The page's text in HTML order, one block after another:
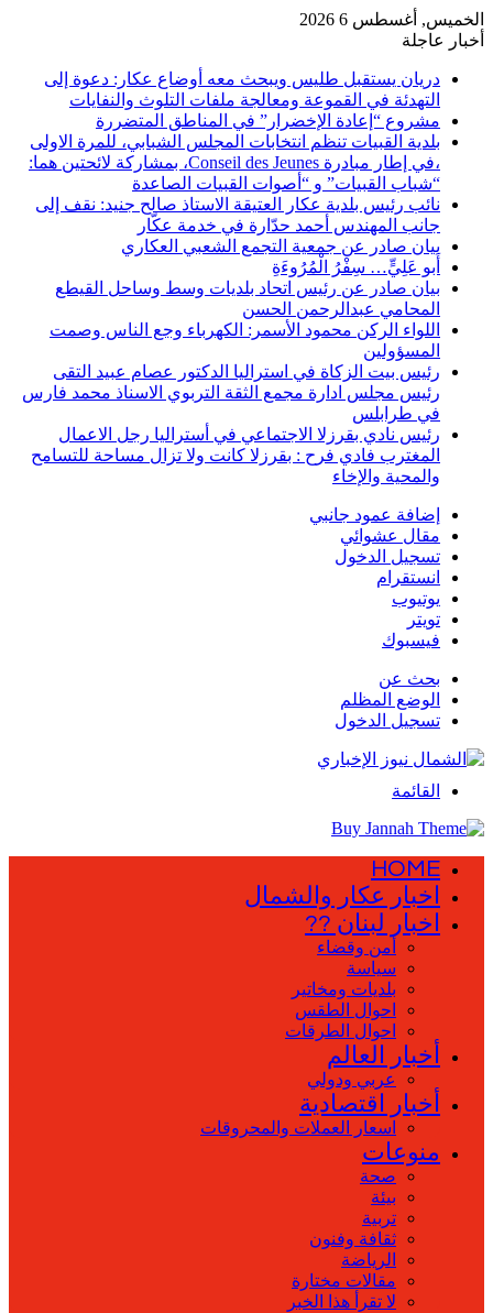
الخميس, أغسطس 6 2026
أخبار عاجلة
دريان يستقبل طليس ويبحث معه أوضاع عكار: دعوة إلى
التهدئة في القموعة ومعالجة ملفات التلوث والنفايات
مشروع “إعادة الإخضرار” في المناطق المتضررة
بلدية القبيات تنظم انتخابات المجلس الشبابي، للمرة الاولى
،في إطار مبادرة Conseil des Jeunes، بمشاركة لائحتين هما:
“شباب القبيات” و “أصوات القبيات الصاعدة
نائب رئيس بلدية عكار العتيقة الاستاذ صالح جنيد: نقف إلى
جانب المهندس أحمد حدّارة في خدمة عكّار
بيان صادر عن جمعية التجمع الشعبي العكاري
أَبو عَلِيٍّ… سِفْرُ الْمُرُوءَةِ
بيان صادر عن رئيس اتحاد بلديات وسط وساحل القيطع
المحامي عبدالرحمن الحسن
اللواء الركن محمود الأسمر: الكهرباء وجع الناس وصمت
المسؤولين
رئيس بيت الزكاة في استراليا الدكتور عصام عبيد التقى
رئيس مجلس ادارة مجمع الثقة التربوي الاسناذ محمد فارس
في طرابلس
رئيس نادي بقرزلا الاجتماعي في أستراليا رجل الاعمال
المغترب فادي فرح : بقرزلا كانت ولا تزال مساحة للتسامح
والمحية والإخاء
إضافة عمود جانبي
مقال عشوائي
تسجيل الدخول
انستقرام
يوتيوب
تويتر
فيسبوك
بحث عن
الوضع المظلم
تسجيل الدخول
القائمة
HOME
اخبار عكار والشمال
اخبار لبنان ??
أمن وقضاء
سياسة
بلديات ومخاتير
احوال الطقس
احوال الطرقات
أخبار العالم
عربي ودولي
أخبار اقتصادية
اسعار العملات والمحروقات
منوعات
صحة
بيئة
تربية
ثقافة وفنون
الرياضة
مقالات مختارة
لا تقرأ هذا الخبر